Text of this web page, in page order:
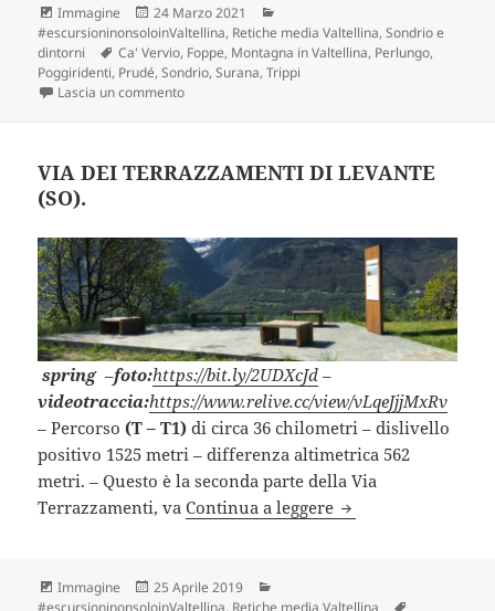
Formato
Immagine
Scritto
il
24 Marzo 2021
#escursioninonsoloinValtellina, Retiche media Valtellina,Sondrio e
dintorni
Tag
Ca' Vervio, Foppe, Montagna in Valtellina, Perlungo,
Poggiridenti, Prudé,Sondrio,Surana,Trippi
Lascia un commentosu Anello SONDRIO – PRUDÈ (SO).
VIA DEI TERRAZZAMENTI DI LEVANTE
(SO).
spring –foto:https://bit.ly/2UDXcJd –
videotraccia:https://www.relive.cc/view/vLqeJjjMxRv
–Percorso (T – T1)di circa 36 chilometri – dislivello
positivo 1525 metri – differenza altimetrica 562
metri.–Questo è la seconda parte della Via
Terrazzamenti, vaContinua a leggere VIA DEI
Formato
Immagine
Scritto
il
25 Aprile 2019
#escursioninonsoloinValtellina, Retiche media Valtellina